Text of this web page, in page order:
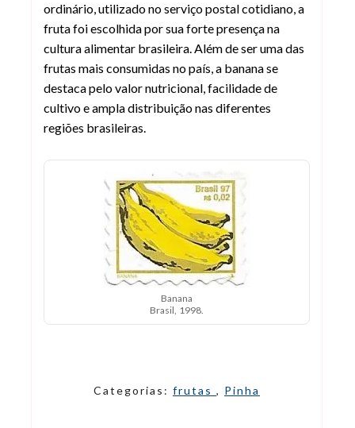
ordinário, utilizado no serviço postal cotidiano, a
fruta foi escolhida por sua forte presença na
cultura alimentar brasileira. Além de ser uma das
frutas mais consumidas no país, a banana se
destaca pelo valor nutricional, facilidade de
cultivo e ampla distribuição nas diferentes
regiões brasileiras.
Banana
Brasil, 1998.
Categorias: frutas , Pinha